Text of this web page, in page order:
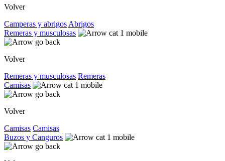
Volver
Camperas y abrigos Abrigos
Remeras y musculosas
Volver
Remeras y musculosas Remeras
Camisas
Volver
Camisas Camisas
Buzos y Canguros